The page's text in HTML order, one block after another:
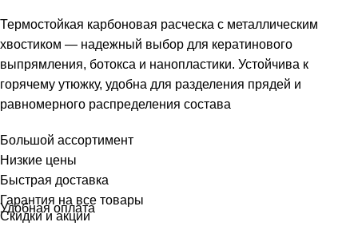
Термостойкая карбоновая расческа с металлическим
хвостиком — надежный выбор для кератинового
выпрямления, ботокса и нанопластики. Устойчива к
горячему утюжку, удобна для разделения прядей и
равномерного распределения состава
Большой ассортимент
Низкие цены
Быстрая доставка
Гарантия на все товары
Удобная оплата
Скидки и акции